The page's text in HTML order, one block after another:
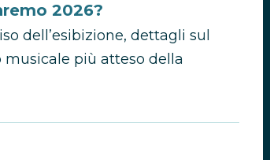
2026?
dell’esibizione, dettagli sul
più atteso della